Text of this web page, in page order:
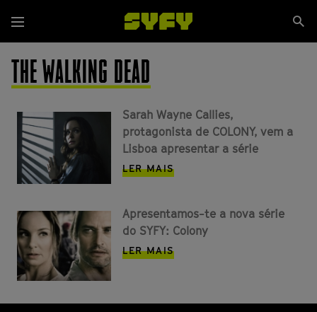
para
o
conteúdo
principal
Menu
THE WALKING DEAD
Sarah Wayne Callies,
protagonista de COLONY, vem a
Lisboa apresentar a série
LER MAIS
Apresentamos-te a nova série
do SYFY: Colony
LER MAIS